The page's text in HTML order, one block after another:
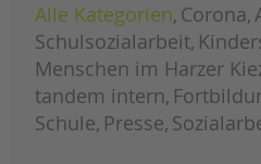
KARRIERE
Stellenangebote
tandem als Arbeitgeberin
NEWS/BLOG
Alle Kategorien Corona
Schulsozialarbeit
Menschen im Harzer
tandem intern
Schule Presse